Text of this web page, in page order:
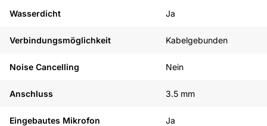
Wasserdicht Ja
Verbindungsmöglichkeit Kabelgebunden
Noise Cancelling Nein
Anschluss 3.5 mm
Eingebautes Mikrofon Ja